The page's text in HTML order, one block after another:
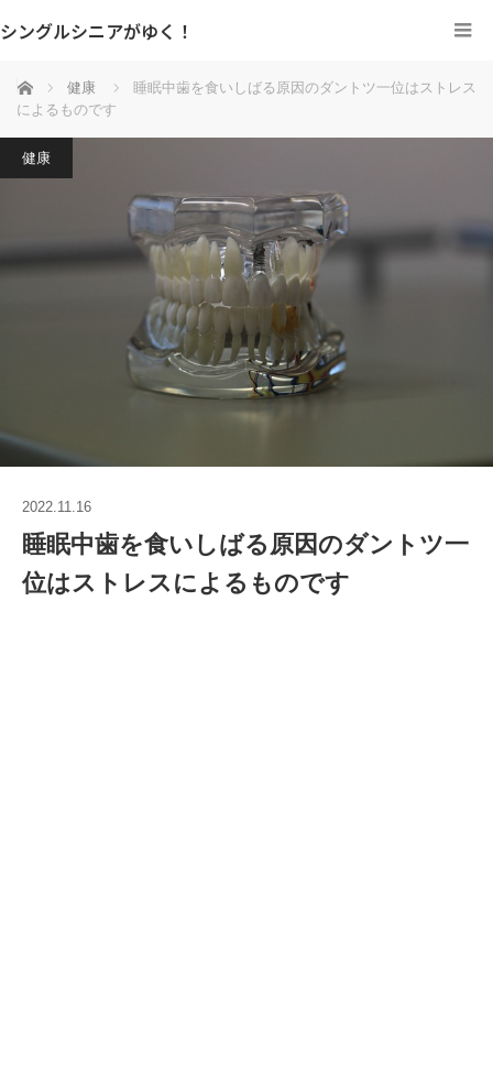
シングルシニアがゆく！
ホーム 健康
睡眠中歯を食いしばる原因のダントツ一位はストレス
によるものです
健康
2022.11.16
睡眠中歯を食いしばる原因のダントツ一
位はストレスによるものです